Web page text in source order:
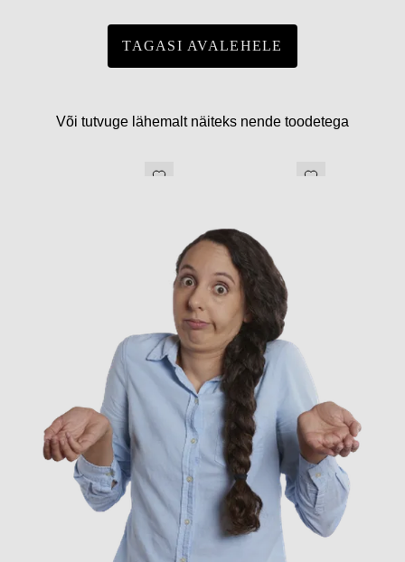
TAGASI AVALEHELE
Või tutvuge lähemalt näiteks nende toodetega